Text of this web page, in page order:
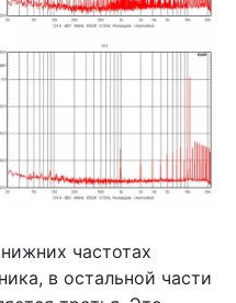
частотах
в остальной части